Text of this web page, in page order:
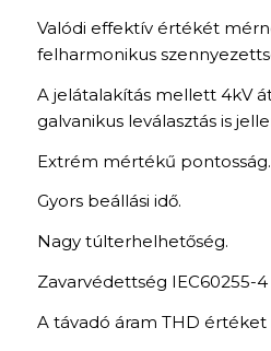
Valódi effektív értékét
felharmonikus
A jelátalakítás mellett 4kV
galvanikus leválasztás is
Extrém mértékű pontosság.
Gyors beállási idő.
Nagy túlterhelhetőség.
Zavarvédettség IEC60255-4
A távadó áram THD értéket